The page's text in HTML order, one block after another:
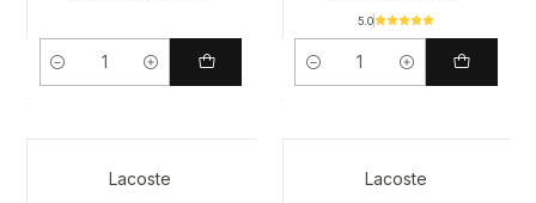
Cantidad
5.0
Cantidad
Lacoste Lacoste